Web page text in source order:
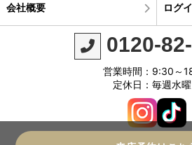
会社概要 ログ
0120-
営業時間：9:30～
定休日：毎週水